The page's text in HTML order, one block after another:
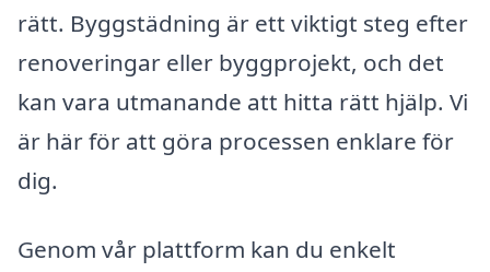
rätt. Byggstädning är ett viktigt steg efter
renoveringar eller byggprojekt, och det
kan vara utmanande att hitta rätt hjälp. Vi
är här för att göra processen enklare för
dig.
Genom vår plattform kan du enkelt